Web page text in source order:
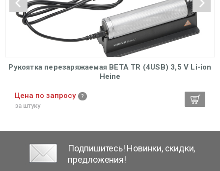
Рукоятка перезаряжаемая BETA ТR (4USB) 3,5 V Li-ion
Heine
Цена по запросу
за штуку
Подпишитесь! Новинки, скидки,
предложения!